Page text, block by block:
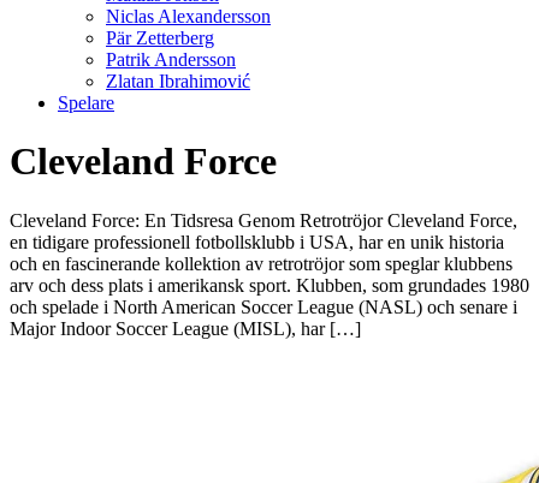
Niclas Alexandersson
Pär Zetterberg
Patrik Andersson
Zlatan Ibrahimović
Spelare
Cleveland Force
Cleveland Force: En Tidsresa Genom Retrotröjor Cleveland Force,
en tidigare professionell fotbollsklubb i USA, har en unik historia
och en fascinerande kollektion av retrotröjor som speglar klubbens
arv och dess plats i amerikansk sport. Klubben, som grundades 1980
och spelade i North American Soccer League (NASL) och senare i
Major Indoor Soccer League (MISL), har […]